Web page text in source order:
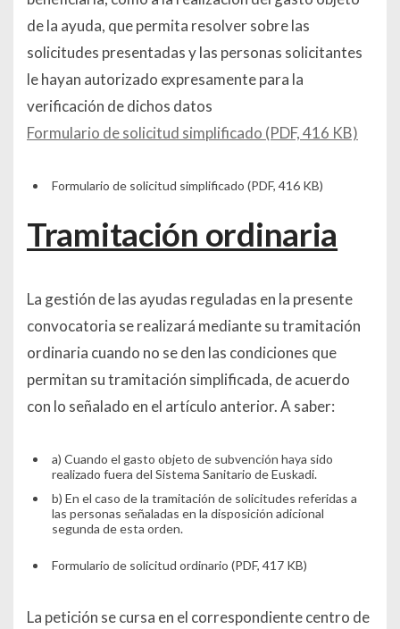
de la ayuda, que permita resolver sobre las
solicitudes presentadas y las personas solicitantes
le hayan autorizado expresamente para la
verificación de dichos datos
Formulario de solicitud simplificado (PDF, 416 KB)
Formulario de solicitud simplificado (PDF, 416 KB)
Tramitación ordinaria
La gestión de las ayudas reguladas en la presente
convocatoria se realizará mediante su tramitación
ordinaria cuando no se den las condiciones que
permitan su tramitación simplificada, de acuerdo
con lo señalado en el artículo anterior. A saber:
a) Cuando el gasto objeto de subvención haya sido
realizado fuera del Sistema Sanitario de Euskadi.
b) En el caso de la tramitación de solicitudes referidas a
las personas señaladas en la disposición adicional
segunda de esta orden.
Formulario de solicitud ordinario (PDF, 417 KB)
La petición se cursa en el correspondiente centro de